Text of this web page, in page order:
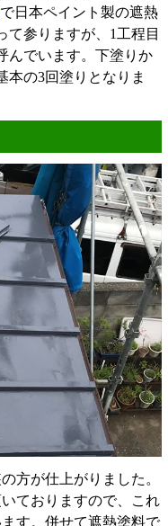
で日本ペイント製の遮熱
て参りますが、1工程目
んでいます。下塗りか
本の3回塗りとなりま
方が仕上がりました。
ておりますので、これ
す。併せて遮熱塗料で